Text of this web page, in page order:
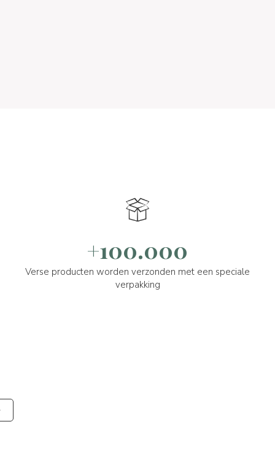
+100.000
Verse producten worden verzonden met een speciale
verpakking